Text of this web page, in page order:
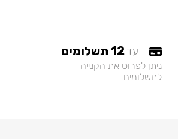
עד12 תשלומים
ניתן לפרוס את הקנייה
לתשלומים